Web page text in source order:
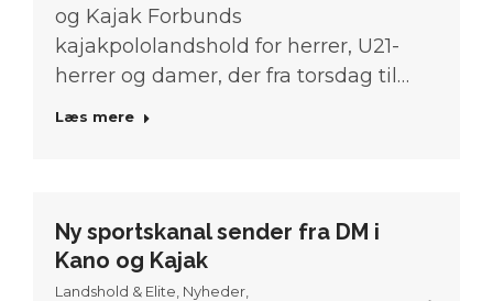
og Kajak Forbunds
kajakpololandshold for herrer, U21-
herrer og damer, der fra torsdag til…
Læs mere
Ny sportskanal sender fra DM i
Kano og Kajak
Landshold & Elite Nyheder